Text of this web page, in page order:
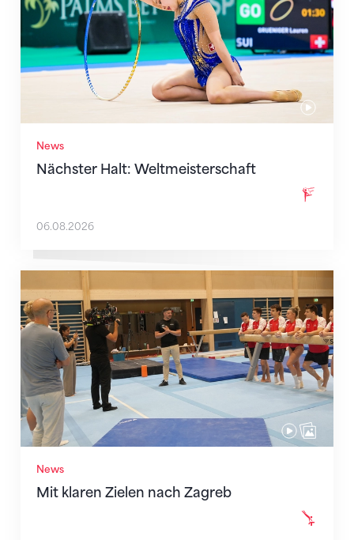
News
Nächster Halt: Weltmeisterschaft
06.08.2026
News
Mit klaren Zielen nach Zagreb
Mit klaren Zielen nach Zagreb